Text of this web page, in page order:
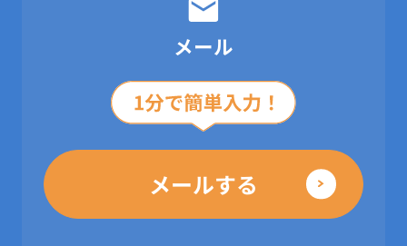
メール
メールする